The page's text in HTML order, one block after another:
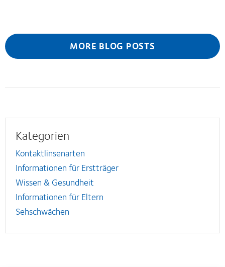
MORE BLOG POSTS
Kategorien
Kontaktlinsenarten
Informationen für Erstträger
Wissen & Gesundheit
Informationen für Eltern
Sehschwächen